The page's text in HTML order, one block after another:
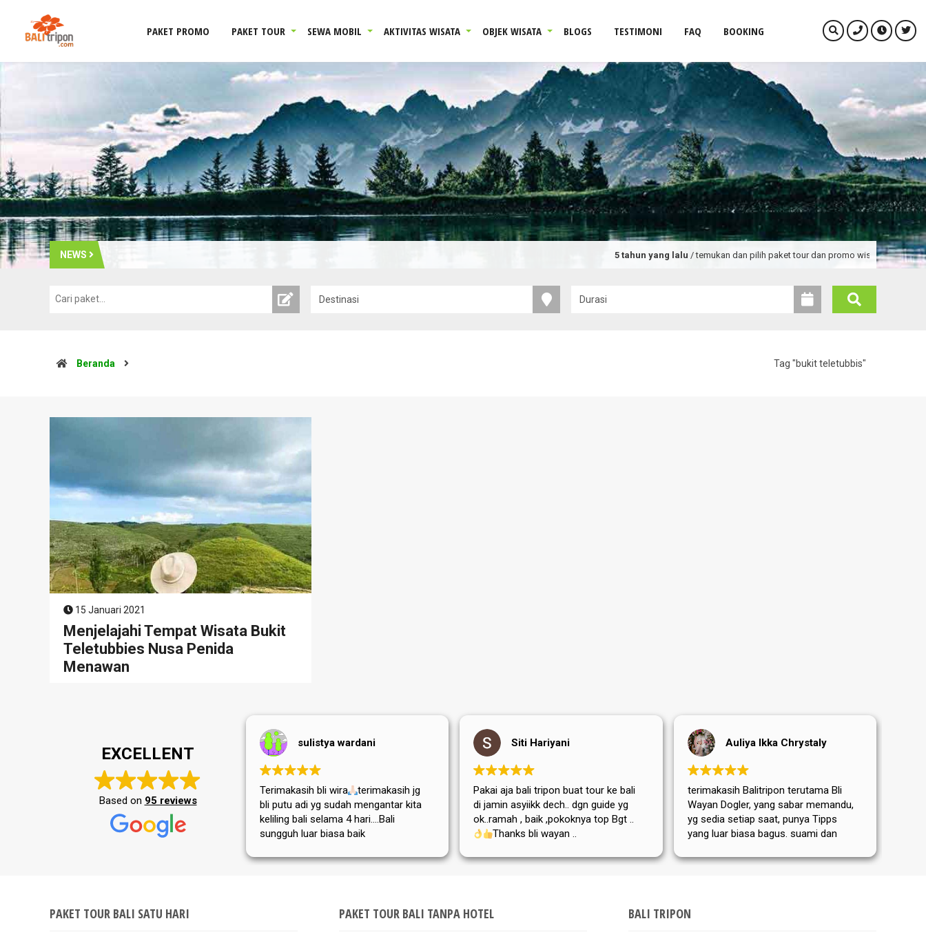
PAKET PROMO PAKET TOUR SEWA MOBIL AKTIVITAS WISATA OBJEK WISATA BLOGS TESTIMONI FAQ BOOKING
NEWS 5 tahun yang lalu/ temukan dan pilih paket tour dan promo wisata terlengkap
Beranda Tag "bukit teletubbis"
15 Januari 2021
Menjelajahi Tempat Wisata Bukit
Teletubbies Nusa Penida
Menawan
EXCELLENT
Based on 95 reviews
sulistya wardani
Terimakasih bli wira
terimakasih jg
bli putu adi yg sudah mengantar kita
keliling bali selama 4 hari....Bali
sungguh luar biasa baik
masyarakat,adat istiadatnya maupun
tempat wisatanya....semoga tripon
Pakai aja bali tripon buat tour ke bali
di jamin asyiikk dech.. dgn guide yg
ok..ramah , baik ,pokoknya top Bgt ..
Thanks bli wayan ..
Auliya Ikka Chrystaly
terimakasih Balitripon terutama Bli
Wayan Dogler, yang sabar memandu,
yg sedia setiap saat, punya Tipps
yang luar biasa bagus. suami dan
Mama mertua aku dari Jerman
sangat puas dan senang ditemanin
Terima kasih untuk
sangat baik dari tour Bali
terutama untuk Pak Cix
yang juga sangat baik dan
membantu serta menemani
perjalanan saya dan suami
PAKET TOUR BALI SATU HARI PAKET TOUR BALI TANPA HOTEL BALI TRIPON